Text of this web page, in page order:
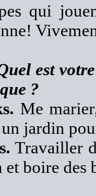
qui
est
?
Me
jardin
Travailler
et boire des